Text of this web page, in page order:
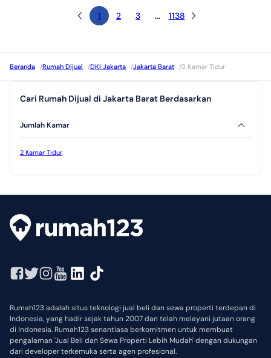
1 2 3 ... 1138
Beranda /Rumah Dijual /DKI Jakarta /Jakarta Barat /3 Kamar Tidur
Cari Rumah Dijual di Jakarta Barat Berdasarkan
Jumlah Kamar
2 Kamar Tidur
Rumah123 adalah situs teknologi jual beli dan sewa properti terdepan di
Indonesia, yang hadir sejak tahun 2007 dan telah melayani jutaan orang
di Indonesia. Rumah123 senantiasa berkomitmen untuk membuat
pengalaman 'Jual Beli dan Sewa Properti Lebih Mudah' dengan dukungan
dari developer terkemuka serta agen profesional.